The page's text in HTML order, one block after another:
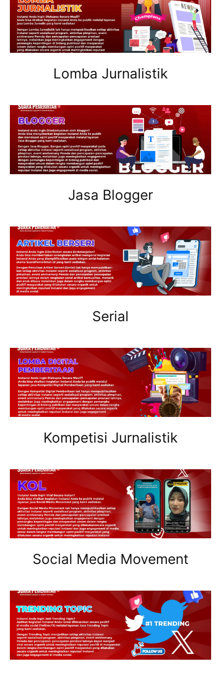
Lomba Jurnalistik
Jasa Blogger
Serial
Kompetisi Jurnalistik
Social Media Movement